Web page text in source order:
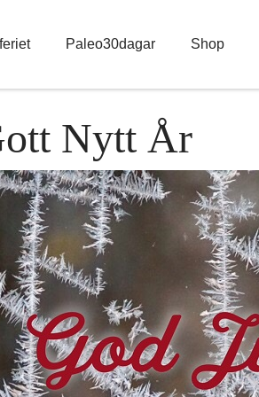
Paleo30dagar Shop
Nytt År